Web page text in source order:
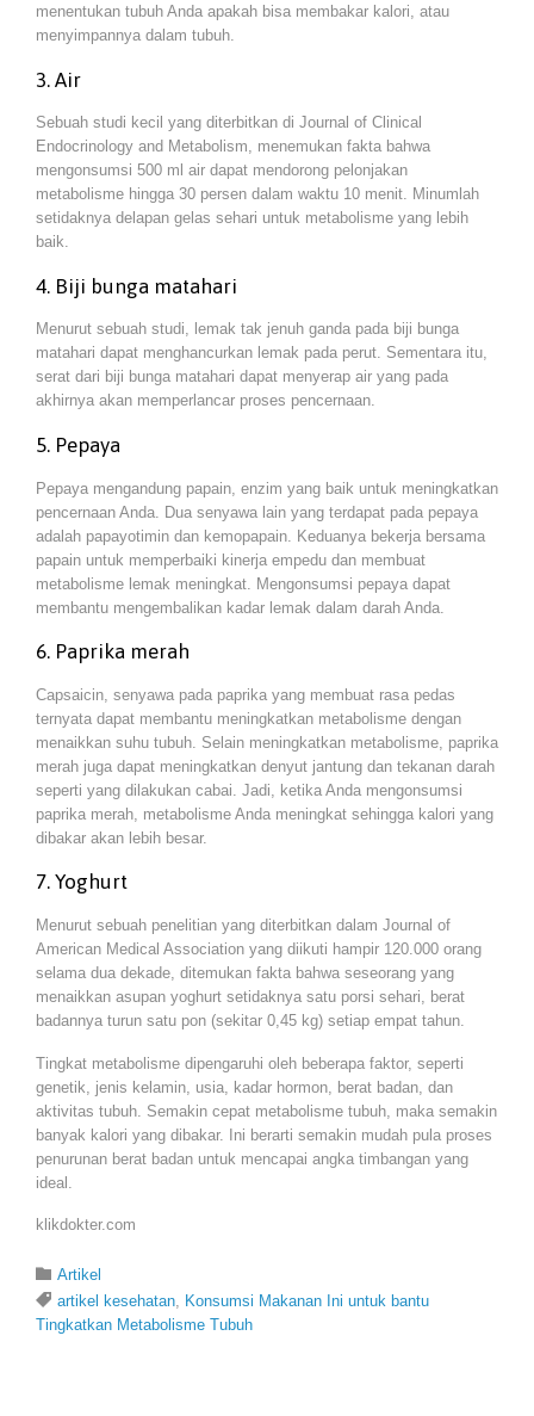
menentukan tubuh Anda apakah bisa membakar kalori, atau
menyimpannya dalam tubuh.
3. Air
Sebuah studi kecil yang diterbitkan di Journal of Clinical
Endocrinology and Metabolism, menemukan fakta bahwa
mengonsumsi 500 ml air dapat mendorong pelonjakan
metabolisme hingga 30 persen dalam waktu 10 menit. Minumlah
setidaknya delapan gelas sehari untuk metabolisme yang lebih
baik.
4. Biji bunga matahari
Menurut sebuah studi, lemak tak jenuh ganda pada biji bunga
matahari dapat menghancurkan lemak pada perut. Sementara itu,
serat dari biji bunga matahari dapat menyerap air yang pada
akhirnya akan memperlancar proses pencernaan.
5. Pepaya
Pepaya mengandung papain, enzim yang baik untuk meningkatkan
pencernaan Anda. Dua senyawa lain yang terdapat pada pepaya
adalah papayotimin dan kemopapain. Keduanya bekerja bersama
papain untuk memperbaiki kinerja empedu dan membuat
metabolisme lemak meningkat. Mengonsumsi pepaya dapat
membantu mengembalikan kadar lemak dalam darah Anda.
6. Paprika merah
Capsaicin, senyawa pada paprika yang membuat rasa pedas
ternyata dapat membantu meningkatkan metabolisme dengan
menaikkan suhu tubuh. Selain meningkatkan metabolisme, paprika
merah juga dapat meningkatkan denyut jantung dan tekanan darah
seperti yang dilakukan cabai. Jadi, ketika Anda mengonsumsi
paprika merah, metabolisme Anda meningkat sehingga kalori yang
dibakar akan lebih besar.
7. Yoghurt
Menurut sebuah penelitian yang diterbitkan dalam Journal of
American Medical Association yang diikuti hampir 120.000 orang
selama dua dekade, ditemukan fakta bahwa seseorang yang
menaikkan asupan yoghurt setidaknya satu porsi sehari, berat
badannya turun satu pon (sekitar 0,45 kg) setiap empat tahun.
Tingkat metabolisme dipengaruhi oleh beberapa faktor, seperti
genetik, jenis kelamin, usia, kadar hormon, berat badan, dan
aktivitas tubuh. Semakin cepat metabolisme tubuh, maka semakin
banyak kalori yang dibakar. Ini berarti semakin mudah pula proses
penurunan berat badan untuk mencapai angka timbangan yang
ideal.
klikdokter.com
 Category
Artikel
 Tags
artikel kesehatan, Konsumsi Makanan Ini untuk bantu
Tingkatkan Metabolisme Tubuh